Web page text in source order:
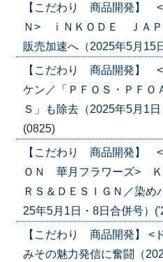
【こだわり 商品開発】
Ｎ> ｉＮＫＯＤＥ ＪＡＰ
販売加速へ（2025年5月15
【こだわり 商品開発】
ケン／「ＰＦＯＳ・ＰＦＯ
Ｓ」も除去（2025年5月1
(0825)
【こだわり 商品開発】 <
ＯＮ 華月フラワーズ>
ＲＳ＆ＤＥＳＩＧＮ／染
25年5月1日・8日合併号）
【こだわり 商品開発】 <
みその魅力発信に奮闘（